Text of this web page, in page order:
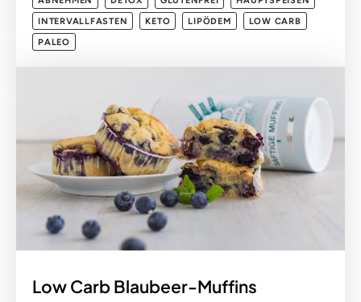
INTERVALLFASTEN
KETO LIPÖDEM
LOW CARB
PALEO
Low Carb Blaubeer-Muffins